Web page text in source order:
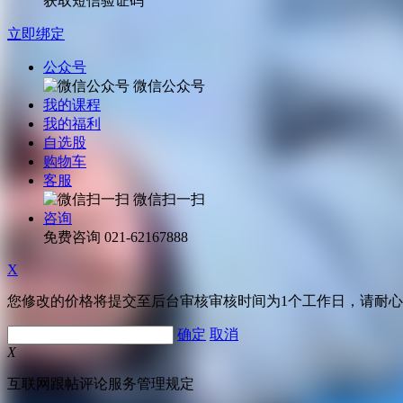
立即绑定
公众号
微信公众号
我的课程
我的福利
自选股
购物车
客服
微信扫一扫
咨询
免费咨询 021-62167888
X
您修改的价格将提交至后台审核审核时间为1个工作日，请耐
确定 取消
X
互联网跟帖评论服务管理规定